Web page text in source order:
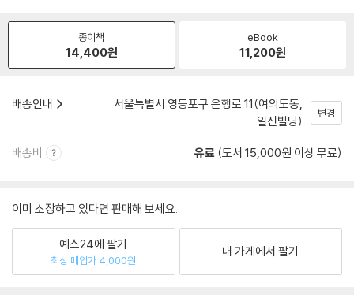
종이책
14,400원
eBook
11,200원
배송안내
서울특별시 영등포구 은행로 11(여의도동,
일신빌딩)
변경
배송비 유료 (도서 15,000원 이상 무료)
이미 소장하고 있다면 판매해 보세요.
예스24에 팔기
최상 매입가 4,000원
내 가게에서 팔기